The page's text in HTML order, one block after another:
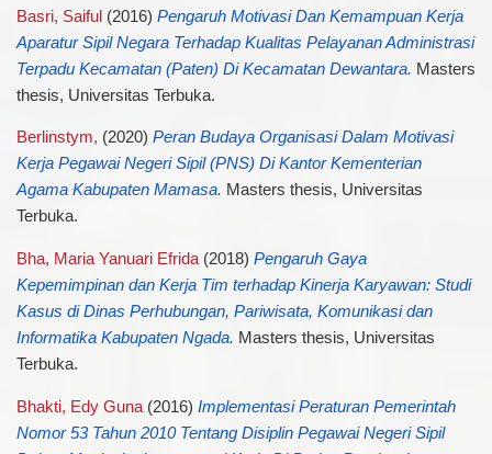
Basri, Saiful(2016) Pengaruh Motivasi Dan Kemampuan Kerja
Aparatur Sipil Negara Terhadap Kualitas Pelayanan Administrasi
Terpadu Kecamatan (Paten) Di Kecamatan Dewantara. Masters
thesis, Universitas Terbuka.
Berlinstym, (2020) Peran Budaya Organisasi Dalam Motivasi
Kerja Pegawai Negeri Sipil (PNS) Di Kantor Kementerian
Agama Kabupaten Mamasa. Masters thesis, Universitas
Terbuka.
Bha, Maria Yanuari Efrida(2018) Pengaruh Gaya
Kepemimpinan dan Kerja Tim terhadap Kinerja Karyawan: Studi
Kasus di Dinas Perhubungan, Pariwisata, Komunikasi dan
Informatika Kabupaten Ngada. Masters thesis, Universitas
Terbuka.
Bhakti, Edy Guna(2016) Implementasi Peraturan Pemerintah
Nomor 53 Tahun 2010 Tentang Disiplin Pegawai Negeri Sipil